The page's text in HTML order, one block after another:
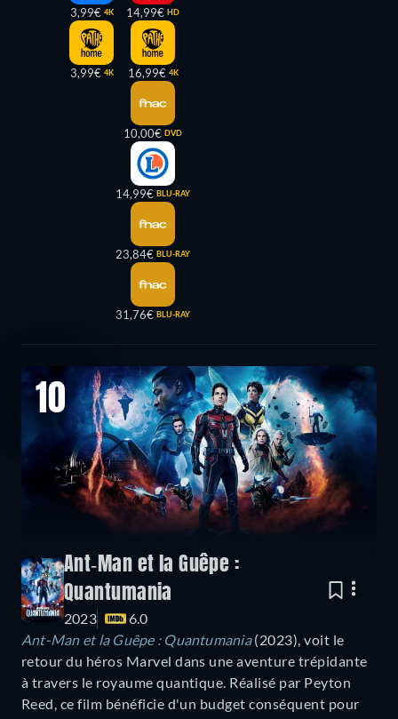
3,99€ 4K
3,99€ 4K
14,99€ HD
16,99€ 4K
10,00€ DVD
14,99€ BLU-RAY
23,84€ BLU-RAY
31,76€ BLU-RAY
10
Ant-Man et la Guêpe :
Quantumania
2023
6.0
Ant-Man et la Guêpe : Quantumania(2023), voit le
retour du héros Marvel dans une aventure trépidante
à travers le royaume quantique. Réalisé par Peyton
Reed, ce film bénéficie d'un budget conséquent pour